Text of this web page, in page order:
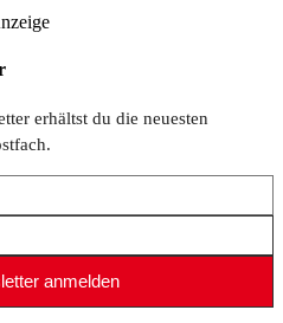
erhältst du die neuesten